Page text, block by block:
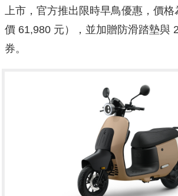
上市，官方推出限時早鳥優惠，價格
價 61,980 元），並加贈防滑踏墊與
券。